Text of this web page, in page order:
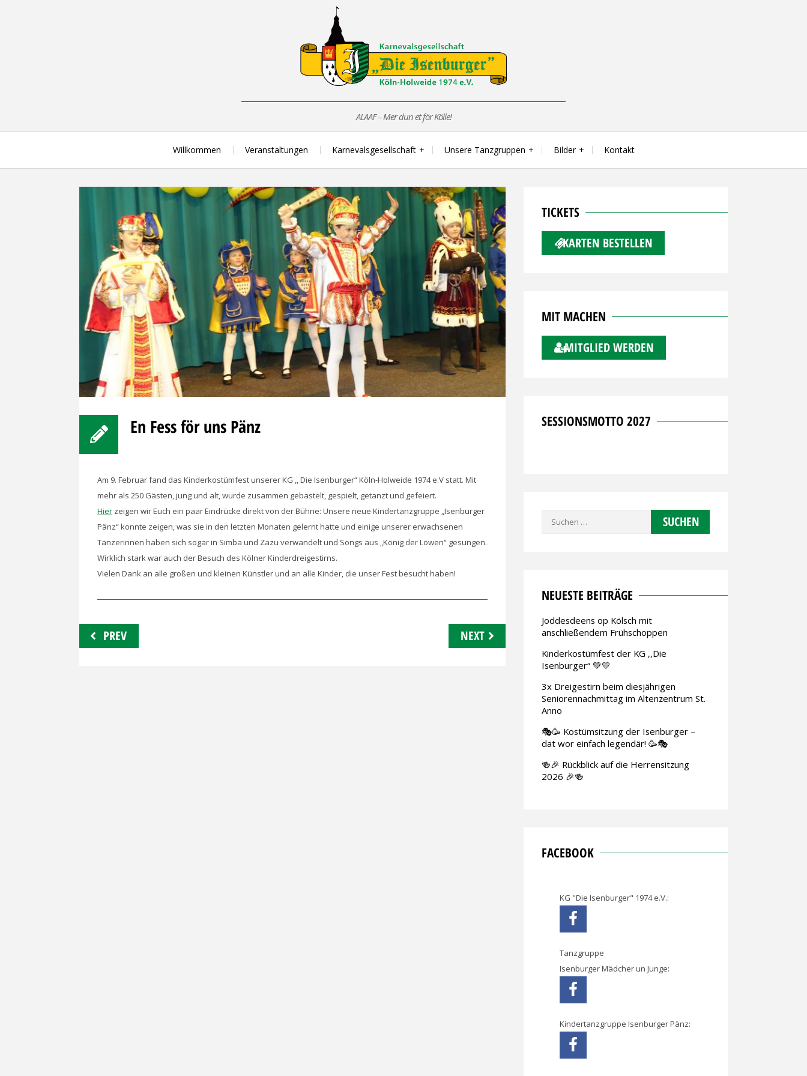
ALAAF – Mer dun et för Kölle!
Willkommen Veranstaltungen Karnevalsgesellschaft Unsere Tanzgruppen Bilder Kontakt
En Fess för uns Pänz
Am 9. Februar fand das Kinderkostümfest unserer KG ,, Die Isenburger“ Köln-Holweide 1974 e.V statt. Mit
mehr als 250 Gästen, jung und alt, wurde zusammen gebastelt, gespielt, getanzt und gefeiert.
Hier zeigen wir Euch ein paar Eindrücke direkt von der Bühne: Unsere neue Kindertanzgruppe „Isenburger
Pänz“ konnte zeigen, was sie in den letzten Monaten gelernt hatte und einige unserer erwachsenen
Tänzerinnen haben sich sogar in Simba und Zazu verwandelt und Songs aus „König der Löwen“ gesungen.
Wirklich stark war auch der Besuch des Kölner Kinderdreigestirns.
Vielen Dank an alle großen und kleinen Künstler und an alle Kinder, die unser Fest besucht haben!
Beitragsnavigation
PREV NEXT
TICKETS
KARTEN BESTELLEN
MIT MACHEN
MITGLIED WERDEN
SESSIONSMOTTO 2027
Suchen
NEUESTE BEITRÄGE
Joddesdeens op Kölsch mit
anschließendem Frühschoppen
Kinderkostümfest der KG ,,Die
Isenburger“ 💚💛
3x Dreigestirn beim diesjährigen
Seniorennachmittag im Altenzentrum St.
Anno
🎭🥳 Kostümsitzung der Isenburger –
dat wor einfach legendär! 🥳🎭
🍻🎉 Rückblick auf die Herrensitzung
2026 🎉🍻
FACEBOOK
KG "Die Isenburger" 1974 e.V.:
Tanzgruppe
Isenburger Mädcher un Junge:
Kindertanzgruppe Isenburger Pänz: